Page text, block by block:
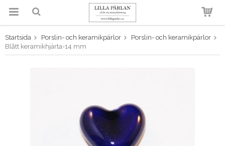
Produkten har blivit tillagd i
Startsida Porslin- och keramikpärlor
Porslin- och keramikpärlor
Blått keramikhjärta-14 mm